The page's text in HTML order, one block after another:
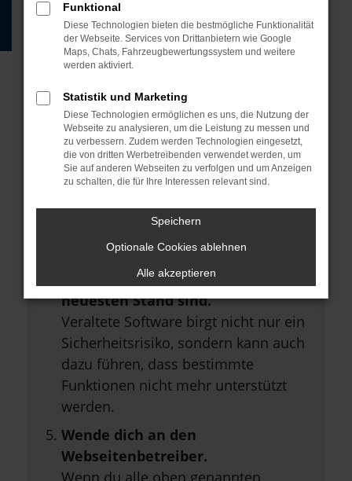
Browsererweiterungen.
Manche Erweiterungen, wie
Werbeblocker, können das Laden
bestimmter Seiten verhindern.
Funktioniert die Seite in einem
anderen Browser oder in einem
privaten Fenster?
Starte dein Gerät neu.
Das kann manchmal helfen,
vorübergehende Probleme zu
Stelle sicher, dass dein Browser
und dein Betriebssystem auf dem
neuesten Stand sind.
Veraltete Software birgt nicht nur ein
Sicherheitsrisiko, sondern kann auch
dazu führen, dass bestimmte
Funktionen nicht mehr unterstützt
werden.
Wende dich an den
Webseitenbetreiber.
Wenn du alle oben genannten
Funktional
Diese Technologien bieten die bestmögliche Funktionalität
der Webseite. Services von Drittanbietern wie Google
Maps, Chats, Fahrzeugbewertungssystem und weitere
werden aktiviert.
Statistik und Marketing
Diese Technologien ermöglichen es uns, die Nutzung der
Webseite zu analysieren, um die Leistung zu messen und
zu verbessern. Zudem werden Technologien eingesetzt,
die von dritten Werbetreibenden verwendet werden, um
Sie auf anderen Webseiten zu verfolgen und um Anzeigen
zu schalten, die für Ihre Interessen relevant sind.
Speichern
Optionale Cookies ablehnen
Alle akzeptieren